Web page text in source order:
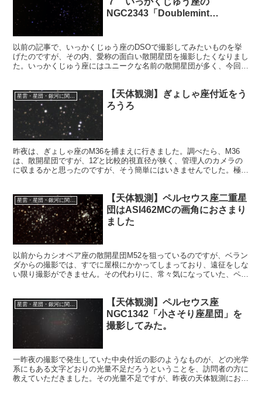
NGC2343「Doublemint
以前の記事で、いっかくじゅう座のDSOで撮影してみたいものを挙
げたのですが、その内、愛称の面白い散開星団を撮影したくなりまし
た。いっかくじゅう座にはユニークな名前の散開星団が多く、今回選
【天体観測】ぎょしゃ座付近をう
ろうろ
昨夜は、ぎょしゃ座のM36を捕まえに行きました。調べたら、M36
は、散開星団ですが、12′と比較的視直径が狭く、管理人のカメラの
に収まるかと思ったのですが、そう簡単にはいきませんでした。極軸
星雲・星団・銀河に関する情報
【天体観測】ペルセウス座二重星
団はASI462MCの画角におさまり
ました
以前からカシオペア座の散開星団M52を狙っているのですが、ベラン
ダからの撮影では、すでに屋根にかかってしまっており、遠征をしな
い限り撮影ができません。その代わりに、常々気になっていた、ペル
【天体観測】ペルセウス座
NGC1342「小さそり座星団」を
撮影してみた。
一昨夜の撮影で発生していた中央付近の影のようなものが、どの光学
系にもある文字どおりの光量不足だろうということを、訪問者の方に
教えていただきました。その光量不足ですが、昨夜の天体観測におい